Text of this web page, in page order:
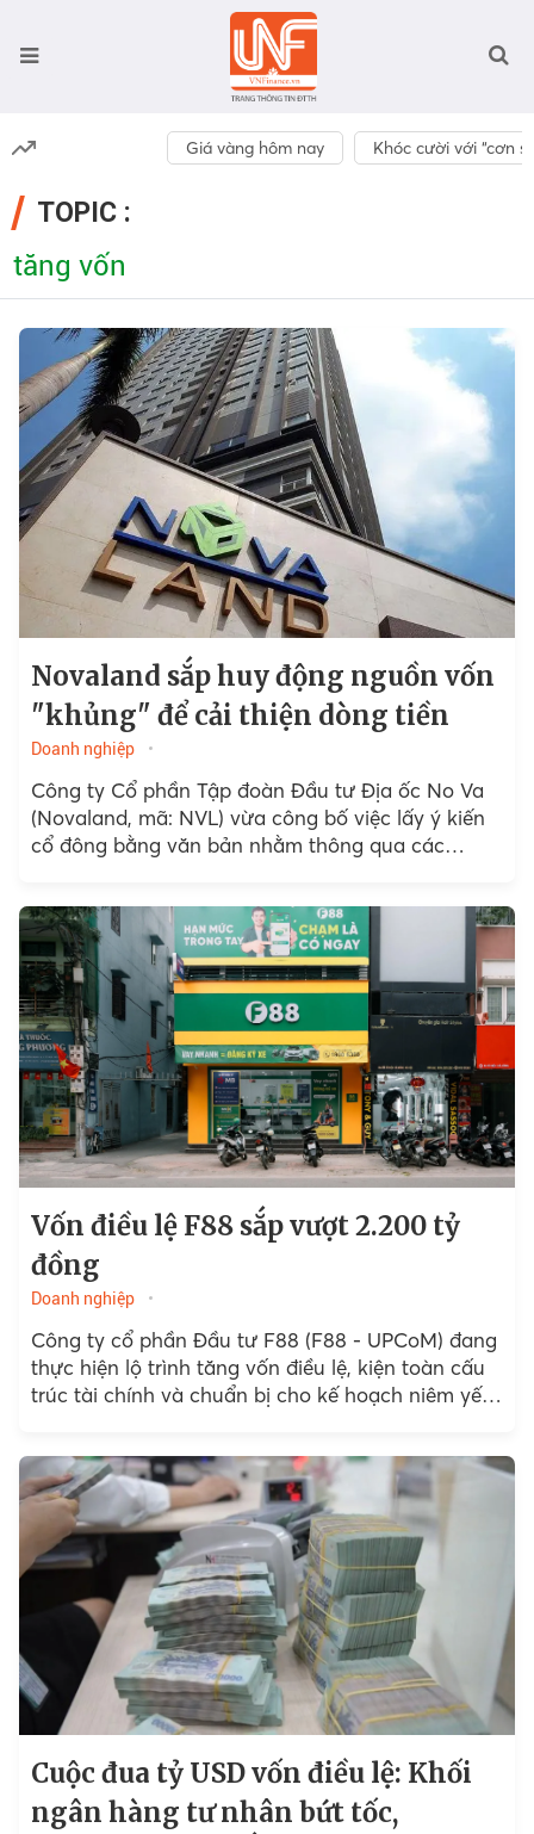
Giá vàng hôm nay Khóc cười với “cơn
TOPIC :
tăng vốn
Novaland sắp huy động nguồn vốn
"khủng" để cải thiện dòng tiền
Doanh nghiệp
Công ty Cổ phần Tập đoàn Đầu tư Địa ốc No Va
(Novaland, mã: NVL) vừa công bố việc lấy ý kiến
cổ đông bằng văn bản nhằm thông qua các
Vốn điều lệ F88 sắp vượt 2.200 tỷ
đồng
Doanh nghiệp
Công ty cổ phần Đầu tư F88 (F88 - UPCoM) đang
thực hiện lộ trình tăng vốn điều lệ, kiện toàn cấu
trúc tài chính và chuẩn bị cho kế hoạch niêm yết
Cuộc đua tỷ USD vốn điều lệ: Khối
ngân hàng tư nhân bứt tốc,